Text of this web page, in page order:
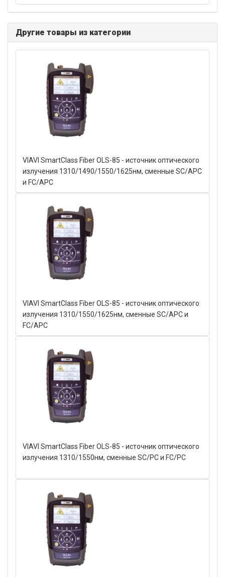
Другие товары из категории
VIAVI SmartClass Fiber OLS-85 - источник оптического
излучения 1310/1490/1550/1625нм, сменные SC/APC
и FC/APC
VIAVI SmartClass Fiber OLS-85 - источник оптического
излучения 1310/1550/1625нм, сменные SC/APC и
FC/APC
VIAVI SmartClass Fiber OLS-85 - источник оптического
излучения 1310/1550нм, сменные SC/PC и FC/PC